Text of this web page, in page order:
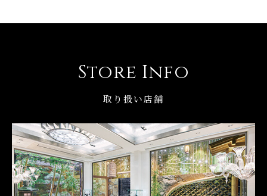
Store Info
取り扱い店舗